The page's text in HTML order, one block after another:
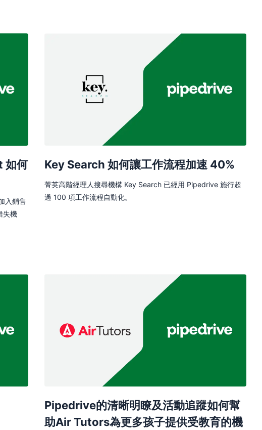
如何
入銷售
失機
Key Search 如何讓工作流程加速 40%
菁英高階經理人搜尋機構 Key Search 已經用 Pipedrive 施行超
過 100 項工作流程自動化。
Pipedrive的清晰明瞭及活動追蹤如何幫
助Air Tutors為更多孩子提供受教育的機